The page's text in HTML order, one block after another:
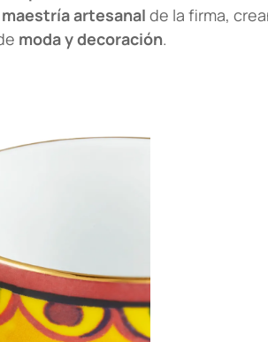
maestría artesanal de la firma,
moda y decoración.